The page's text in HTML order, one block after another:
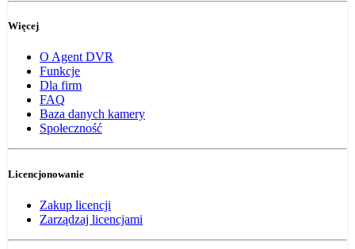
Więcej
O Agent DVR
Funkcje
Dla firm
FAQ
Baza danych kamery
Społeczność
Licencjonowanie
Zakup licencji
Zarządzaj licencjami